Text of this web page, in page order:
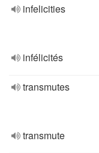
infelicities
infélicités
transmutes
transmute